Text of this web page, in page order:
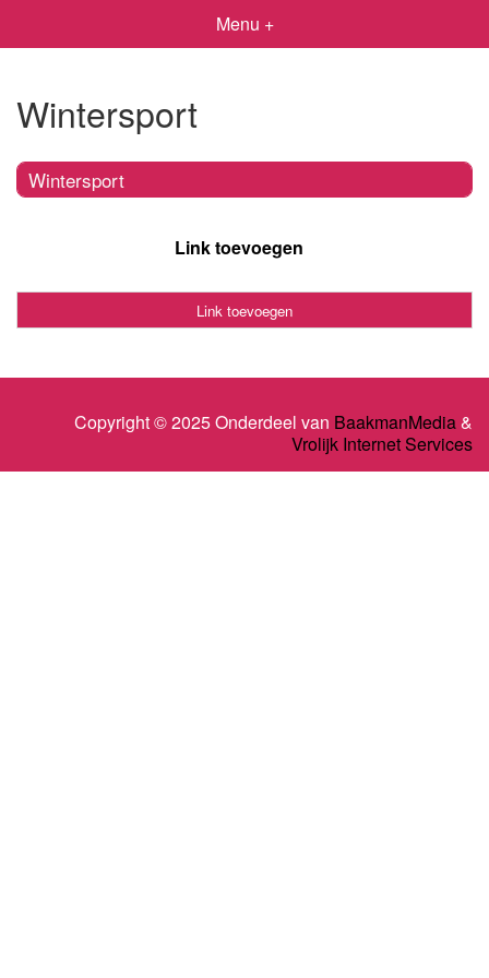
Menu +
Wintersport
Wintersport
Link toevoegen
Link toevoegen
Copyright © 2025 Onderdeel van BaakmanMedia&
Vrolijk Internet Services